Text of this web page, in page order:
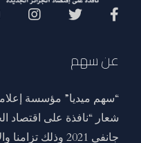
عن سهم
“سهم ميديا” مؤسسة
جانفي 2021 وذلك